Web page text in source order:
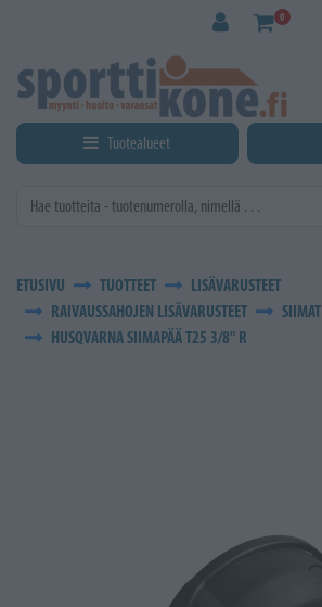
0
Tuotealueet
ETUSIVU TUOTTEET
LISÄVARUSTEET
RAIVAUSSAHOJEN LISÄVARUSTEET
SIIMAT
HUSQVARNA SIIMAPÄÄ T25 3/8" R